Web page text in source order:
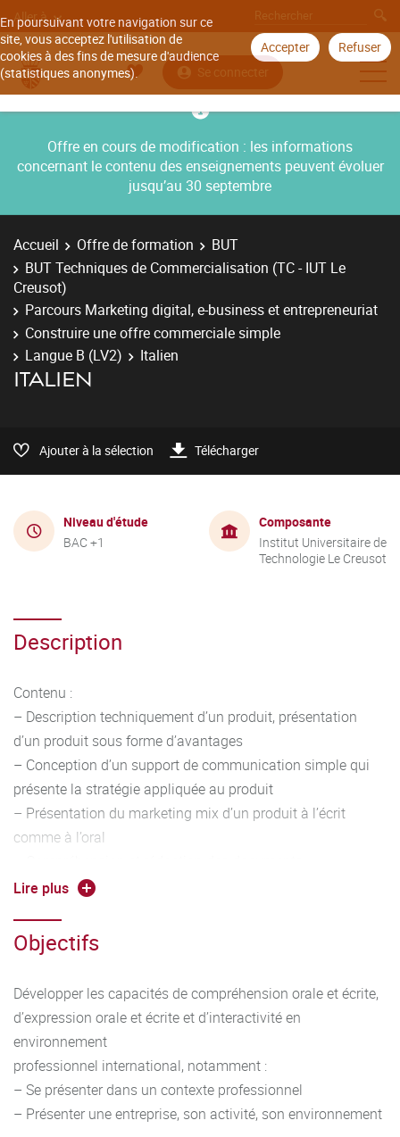
En poursuivant votre navigation sur ce
site, vous acceptez l'utilisation de
cookies à des fins de mesure d'audience
(statistiques anonymes).
Accepter Refuser
Aller à
Se connecter
Offre en cours de modification : les informations
concernant le contenu des enseignements peuvent évoluer
jusqu’au 30 septembre
Accueil Offre de formation
BUT
BUT Techniques de Commercialisation (TC - IUT Le
Creusot)
Parcours Marketing digital, e-business et entrepreneuriat
Construire une offre commerciale simple
Langue B (LV2)
Italien
ITALIEN
Ajouter à la sélection Télécharger
Niveau d'étude
BAC +1
Composante
Institut Universitaire de
Technologie Le Creusot
Description
Contenu :
– Description techniquement d’un produit, présentation
d’un produit sous forme d’avantages
– Conception d’un support de communication simple qui
présente la stratégie appliquée au produit
– Présentation du marketing mix d’un produit à l’écrit
comme à l’oral
commerciaux simples, rédaction des mails, mailing
découverte simple
– Production d’un support de communication commerciale
– Justification des choix, argumentation
Outils linguistiques :
– Travailler entre autres les éléments suivants :
conjugaison et emploi des temps adaptés à la situation,
alphabet, vocabulaire
adapté en contexte, forme interrogative, formules de
Lire plus
Objectifs
Développer les capacités de compréhension orale et écrite,
d’expression orale et écrite et d’interactivité en
environnement
professionnel international, notamment :
– Se présenter dans un contexte professionnel
– Présenter une entreprise, son activité, son environnement